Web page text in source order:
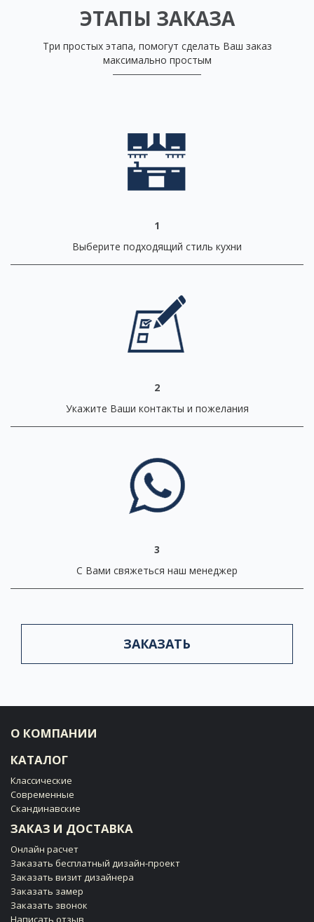
ЭТАПЫ ЗАКАЗА
Три простых этапа, помогут сделать Ваш заказ
максимально простым
1
Выберите подходящий стиль кухни
2
Укажите Ваши контакты и пожелания
3
С Вами свяжеться наш менеджер
ЗАКАЗАТЬ
О КОМПАНИИ
КАТАЛОГ
Классические
Современные
Скандинавские
ЗАКАЗ И ДОСТАВКА
Онлайн расчет
Заказать бесплатный дизайн-проект
Заказать визит дизайнера
Заказать замер
Заказать звонок
Написать отзыв